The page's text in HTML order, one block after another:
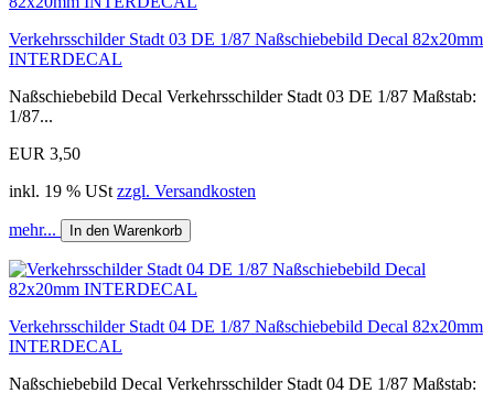
Verkehrsschilder Stadt 03 DE 1/87 Naßschiebebild Decal 82x20mm
INTERDECAL
Naßschiebebild Decal Verkehrsschilder Stadt 03 DE 1/87 Maßstab:
1/87...
EUR 3,50
inkl. 19 % USt zzgl. Versandkosten
mehr... In den Warenkorb
Verkehrsschilder Stadt 04 DE 1/87 Naßschiebebild Decal 82x20mm
INTERDECAL
Naßschiebebild Decal Verkehrsschilder Stadt 04 DE 1/87 Maßstab: